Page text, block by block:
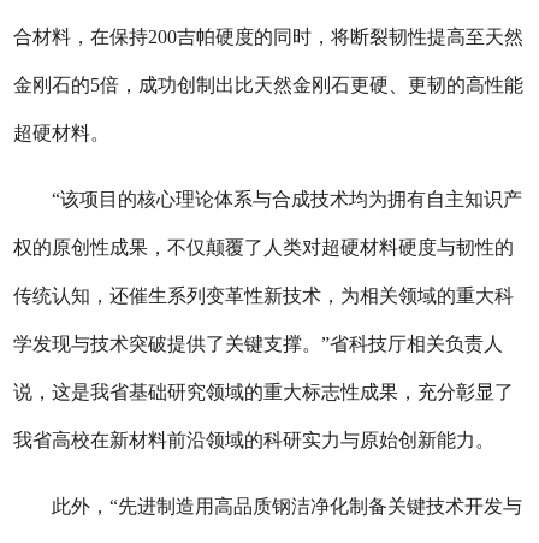
合材料，在保持200吉帕硬度的同时，将断裂韧性提高至天然
金刚石的5倍，成功创制出比天然金刚石更硬、更韧的高性能
超硬材料。
“该项目的核心理论体系与合成技术均为拥有自主知识产
权的原创性成果，不仅颠覆了人类对超硬材料硬度与韧性的
传统认知，还催生系列变革性新技术，为相关领域的重大科
学发现与技术突破提供了关键支撑。”省科技厅相关负责人
说，这是我省基础研究领域的重大标志性成果，充分彰显了
我省高校在新材料前沿领域的科研实力与原始创新能力。
此外，“先进制造用高品质钢洁净化制备关键技术开发与